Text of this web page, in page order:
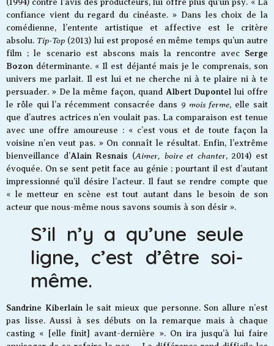
(1994) contre l’avis des producteurs, lui offre plus qu’un psy. « La
confiance vient du regard du cinéaste. » Dans les choix de la
comédienne, l’entente artistique et affective est le critère
absolu. Tip-Top (2013) lui est proposé en même temps qu’un autre
film ; le scenario est abscons mais la rencontre avec Serge
Bozon déterminante. « Il est déjanté mais je le comprenais, son
univers me parlait. Il est lui et ne cherche ni à te plaire ni à te
persuader. » De la même façon, quand Albert Dupontel lui offre
le rôle qui l’a récemment consacrée dans 9 mois ferme, elle sait
que d’autres actrices n’en voulait pas. La comparaison est tenue
avec une offre amoureuse : « c’est vous et de toute façon la
voisine n’en veut pas. » On connaît le résultat. Enfin, l’extrême
bienveillance d’Alain Resnais (Aimer, boire et chanter, 2014) est
évoquée. On se sent petit face au génie ; pourtant il est d’autant
impressionné qu’il désire l’acteur. Il faut se rendre compte que
« le metteur en scène est tout autant dans le besoin de son
acteur que nous-même nous savons soumis à son désir ».
S’il n’y a qu’une seule
ligne, c’est d’être soi-
même.
Sandrine Kiberlainle sait mieux que personne. Son allure n’est
pas lisse. Aussi à ses débuts on la remarque mais à chaque
casting « [elle finit] avant-dernière ». On ira jusqu’à lui faire